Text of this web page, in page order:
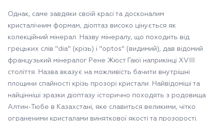
Однак, саме завдяки своїй красі та досконалим
кристалічним формам, діоптаз високо цінується як
колекційний мінерал. Назву мінералу, що походить від
грецьких слів "dia" (крізь) і "optos" (видимий), дав відомий
французький мінералог Рене Жюст Гаюї наприкінці XVIII
століття. Назва вказує на можливість бачити внутрішні
площини спайності крізь прозорі кристали. Найвідоміші та
найцінніші зразки діоптазу історично походять з родовища
Алтин-Тюбе в Казахстані, яке славиться великими, чітко
ограненими кристалами виняткової якості та прозорості.